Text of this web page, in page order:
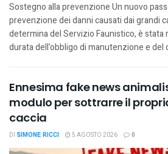
Sostegno alla prevenzione Un nuovo
prevenzione dei danni causati dai grandi
determina del Servizio Faunistico, è stata
durata dell'obbligo di manutenzione e del
Ennesima fake news
modulo per sottrarre il
caccia
DI SIMONE RICCI 5 AGOSTO 2026 0